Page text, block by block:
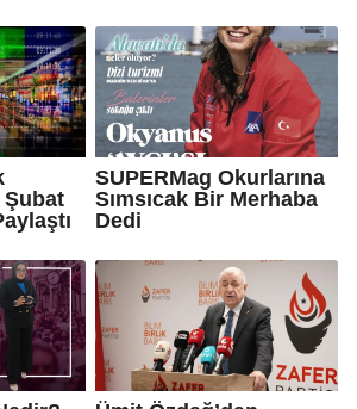
SUPERMag Okurlarına
Sımsıcak Bir Merhaba
Dedi